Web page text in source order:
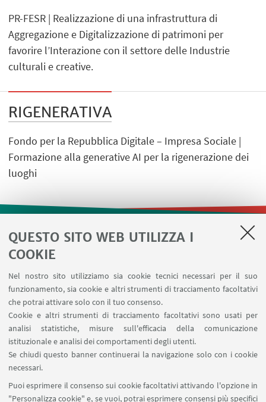
QUESTO SITO WEB UTILIZZA I
COOKIE
Nel nostro sito utilizziamo sia cookie tecnici necessari per il suo
funzionamento, sia cookie e altri strumenti di tracciamento facoltativi
che potrai attivare solo con il tuo consenso.
Cookie e altri strumenti di tracciamento facoltativi sono usati per
analisi statistiche, misure sull'efficacia della comunicazione
istituzionale e analisi dei comportamenti degli utenti.
Se chiudi questo banner continuerai la navigazione solo con i cookie
necessari.
Puoi esprimere il consenso sui cookie facoltativi attivando l'opzione in
"Personalizza cookie" e, se vuoi, potrai esprimere consensi più specifici
PR-FESR | Realizzazione di una infrastruttura di
Aggregazione e Digitalizzazione di patrimoni per
favorire l’Interazione con il settore delle Industrie
culturali e creative.
RIGENERATIVA
Fondo per la Repubblica Digitale – Impresa Sociale |
Formazione alla generative AI per la rigenerazione dei
luoghi
LINK UTILI
Area riservata
Prenotazione risorse
SEGUI IL DIPARTIMENTO SU:
SEGUI UNIBO SU: